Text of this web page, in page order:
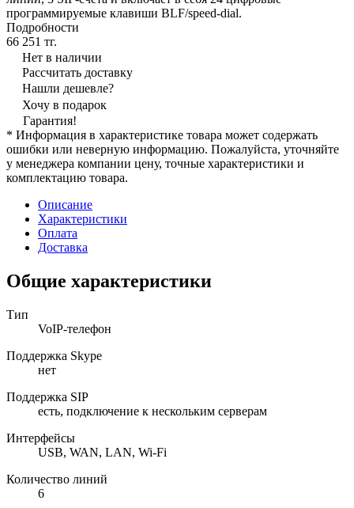
программируемые клавиши BLF/speed-dial.
Подробности
66 251 тг.
Нет в наличии
Рассчитать доставку
Нашли дешевле?
Хочу в подарок
Гарантия!
* Информация в характеристике товара может содержать
ошибки или неверную информацию. Пожалуйста, уточняйте
у менеджера компании цену, точные характеристики и
комплектацию товара.
Описание
Характеристики
Оплата
Доставка
Общие характеристики
Тип
VoIP-телефон
Поддержка Skype
нет
Поддержка SIP
есть, подключение к нескольким серверам
Интерфейсы
USB, WAN, LAN, Wi-Fi
Количество линий
6